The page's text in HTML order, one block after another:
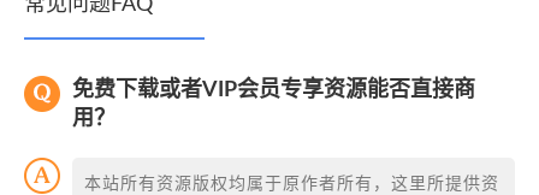
常见问题FAQ
免费下载或者VIP会员专享资源能否直接商
用？
本站所有资源版权均属于原作者所有，这里所提供资